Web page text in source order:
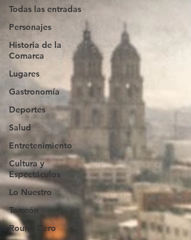
Todas las entradas
Personajes
Historia de la
Comarca
Lugares
Gastronomía
Deportes
Salud
Entretenimiento
Cultura y
Espectáculos
Lo Nuestro
Torreón
Round Cero